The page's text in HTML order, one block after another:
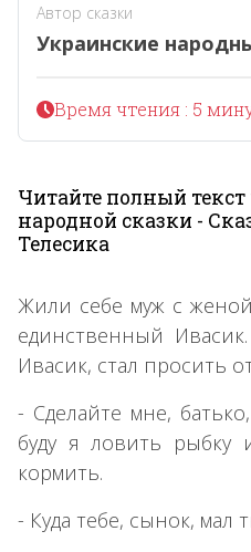
Автор сказки
Украинские
Время чтения : 5
Читайте полный
народной сказки -
Телесика
Жили себе муж с
единственный
Ивасик, стал просить
- Сделайте мне,
буду я ловить рыбку
кормить.
- Куда тебе, сынок, мал